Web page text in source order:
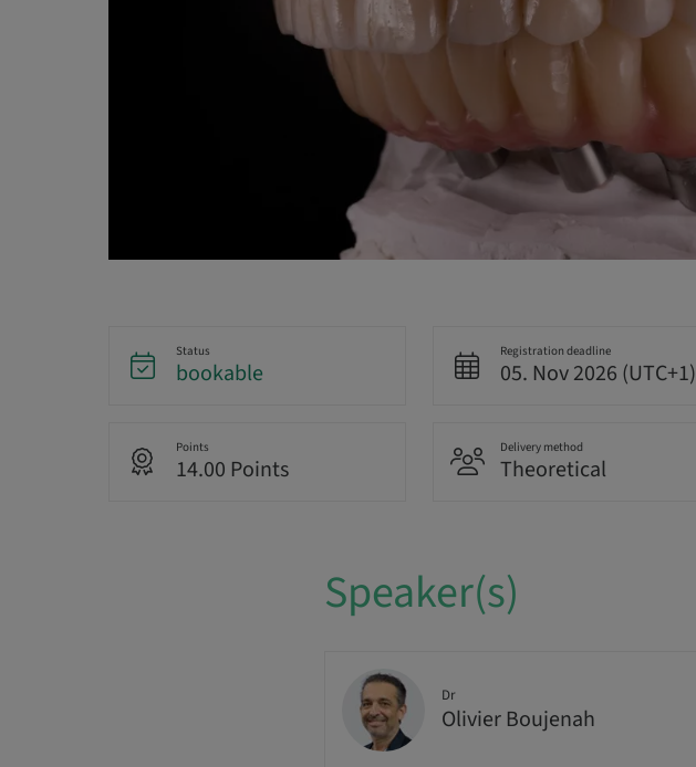
Status
bookable
Registration deadline
05. Nov 2026 (UTC+1)
Points
14.00 Points
Delivery method
Theoretical
Speaker(s)
Dr
Olivier Boujenah